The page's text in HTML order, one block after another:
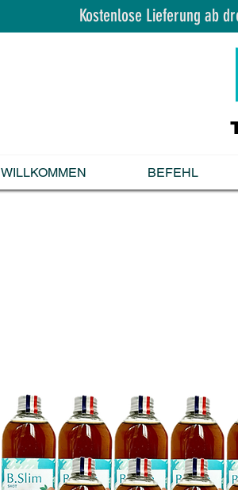
Kostenlose Lieferung ab
WILLKOMMEN BEFEHL